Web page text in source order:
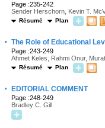
Page :235-242
Sender Herschorn, Kevin T.
Résumé Plan
· The Role of Educational
Page :243-249
Ahmet Keles, Rahmi Onur,
Résumé Plan
· EDITORIAL COMMENT
Page :248-249
Bradley C. Gill